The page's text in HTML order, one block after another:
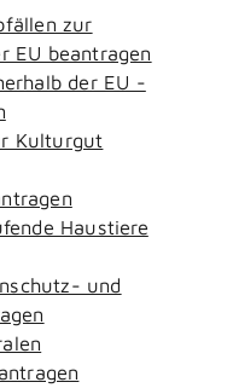
zur
EU beantragen
der EU -
Kulturgut
Haustiere
und